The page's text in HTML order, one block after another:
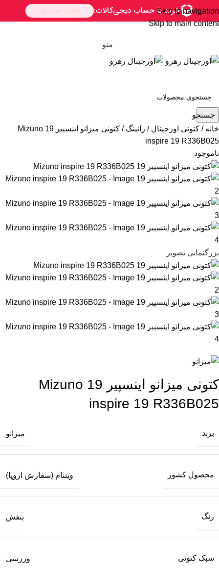
Skip to navigation
Skip to main content
منو
جستجو
خانه کتونی اورجینال رانینگ
کتونی میزانو اینسپیر 19 Mizuno
inspire 19 R336B025
ناموجود
بزرگنمایی تصویر
کتونی میزانو اینسپیر 19 Mizuno
inspire 19 R336B025
برند میزانو
محصول کشور ویتنام (سفارش اروپا)
رنگ بنفش
سبک کتونی ورزشی